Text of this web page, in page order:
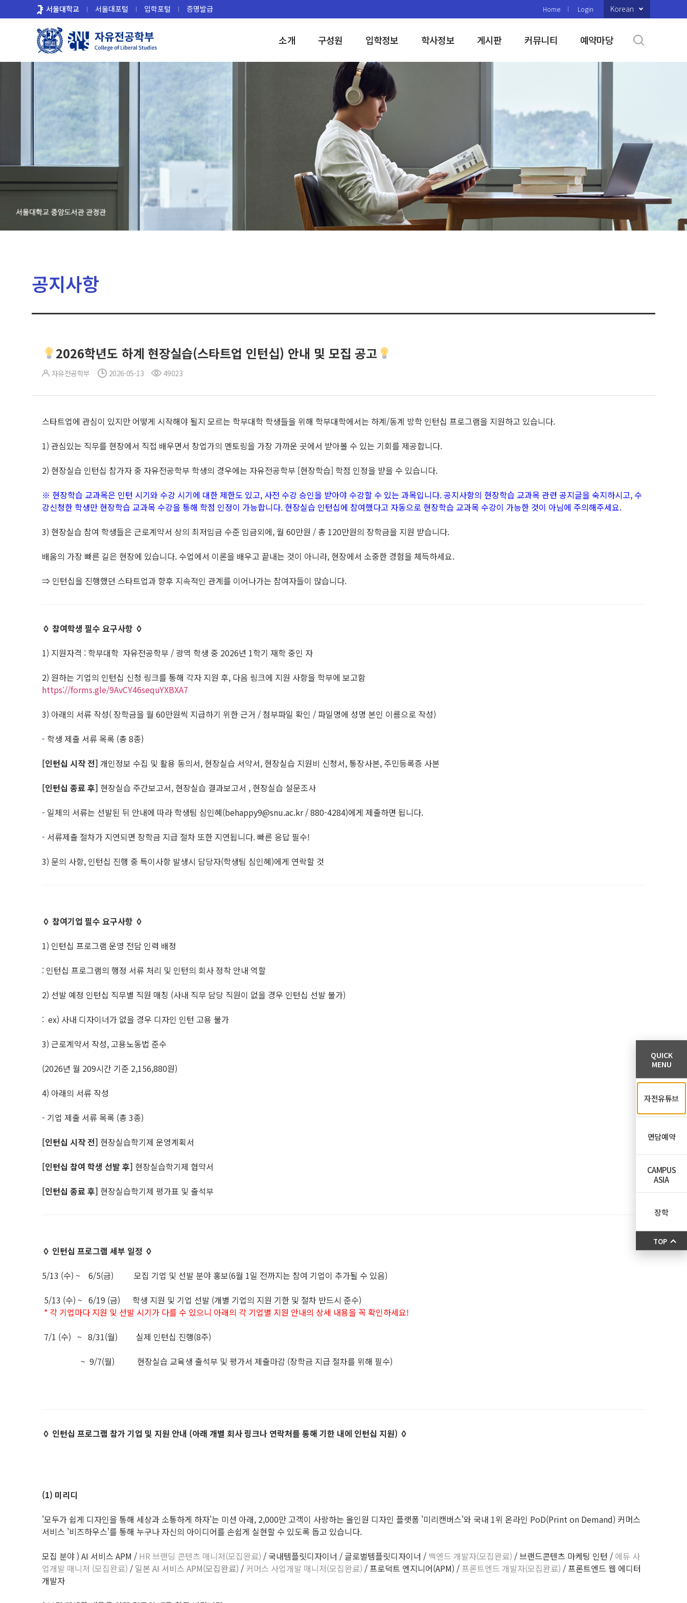
로
서울대학교 서울대포털 입학포털 증명발급 Home Login Korean
소개 구성원 입학정보 학사정보 게시판 커뮤니티 예약마당
공지사항
2026학년도 하계 현장실습(스타트업 인턴십) 안내 및 모집 공고
자유전공학부 2026-05-13 49023
스타트업에 관심이 있지만 어떻게 시작해야 될지 모르는 학부대학 학생들을 위해 학부대학에서는 하계/동계 방학 인턴십 프로그램을 지원하고 있습니다.
1) 관심있는 직무를 현장에서 직접 배우면서 창업가의 멘토링을 가장 가까운 곳에서 받아볼 수 있는 기회를 제공합니다.
2) 현장실습 인턴십 참가자 중 자유전공학부 학생의 경우에는 자유전공학부 [현장학습] 학점 인정을 받을 수 있습니다.
※ 현장학습 교과목은 인턴 시기와 수강 시기에 대한 제한도 있고, 사전 수강 승인을 받아야 수강할 수 있는 과목입니다. 공지사항의 현장학습 교과목 관련 공지글을 숙지하시고, 수
강신청한 학생만 현장학습 교과목 수강을 통해 학점 인정이 가능합니다. 현장실습 인턴십에 참여했다고 자동으로 현장학습 교과목 수강이 가능한 것이 아님에 주의해주세요.
3) 현장실습 참여 학생들은 근로계약서 상의 최저임금 수준 임금외에, 월 60만원 / 총 120만원의 장학금을 지원 받습니다.
배움의 가장 빠른 길은 현장에 있습니다. 수업에서 이론을 배우고 끝내는 것이 아니라, 현장에서 소중한 경험을 체득하세요.
⇒ 인턴십을 진행했던 스타트업과 향후 지속적인 관계를 이어나가는 참여자들이 많습니다.
◊ 참여학생 필수 요구사항 ◊
1) 지원자격 : 학부대학 자유전공학부 / 광역 학생 중 2026년 1학기 재학 중인 자
2) 원하는 기업의 인턴십 신청 링크를 통해 각자 지원 후, 다음 링크에 지원 사항을 학부에 보고함
https://forms.gle/9AvCY46sequYXBXA7
3) 아래의 서류 작성( 장학금을 월 60만원씩 지급하기 위한 근거 / 첨부파일 확인 / 파일명에 성명 본인 이름으로 작성)
- 학생 제출 서류 목록 (총 8종)
[인턴십 시작 전] 개인정보 수집 및 활용 동의서, 현장실습 서약서, 현장실습 지원비 신청서, 통장사본, 주민등록증 사본
[인턴십 종료 후] 현장실습 주간보고서, 현장실습 결과보고서 , 현장실습 설문조사
- 일체의 서류는 선발된 뒤 안내에 따라 학생팀 심인혜(behappy9@snu.ac.kr / 880-4284)에게 제출하면 됩니다.
- 서류제출 절차가 지연되면 장학금 지급 절차 또한 지연됩니다. 빠른 응답 필수!
3) 문의 사항, 인턴십 진행 중 특이사항 발생시 담당자(학생팀 심인혜)에게 연락할 것
◊ 참여기업 필수 요구사항 ◊
1) 인턴십 프로그램 운영 전담 인력 배정
: 인턴십 프로그램의 행정 서류 처리 및 인턴의 회사 정착 안내 역할
2) 선발 예정 인턴십 직무별 직원 매칭 (사내 직무 담당 직원이 없을 경우 인턴십 선발 불가)
: ex) 사내 디자이너가 없을 경우 디자인 인턴 고용 불가
3) 근로계약서 작성, 고용노동법 준수
(2026년 월 209시간 기준 2,156,880원)
4) 아래의 서류 작성
- 기업 제출 서류 목록 (총 3종)
[인턴십 시작 전] 현장실습학기제 운영계획서
[인턴십 참여 학생 선발 후] 현장실습학기제 협약서
[인턴십 종료 후] 현장실습학기제 평가표 및 출석부
◊ 인턴십 프로그램 세부 일정 ◊
5/13 (수) ~ 6/5(금) 모집 기업 및 선발 분야 홍보(6월 1일 전까지는 참여 기업이 추가될 수 있음)
5/13 (수) ~ 6/19 (금) 학생 지원 및 기업 선발 (개별 기업의 지원 기한 및 절차 반드시 준수)
* 각 기업마다 지원 및 선발 시기가 다를 수 있으니 아래의 각 기업별 지원 안내의 상세 내용을 꼭 확인하세요!
7/1 (수) ~ 8/31(월) 실제 인턴십 진행(8주)
~ 9/7(월) 현장실습 교육생 출석부 및 평가서 제출마감 (장학금 지급 절차를 위해 필수)
◊ 인턴십 프로그램 참가 기업 및 지원 안내 (아래 개별 회사 링크나 연락처를 통해 기한 내에 인턴십 지원) ◊
(1) 미리디
'모두가 쉽게 디자인을 통해 세상과 소통하게 하자'는 미션 아래, 2,000만 고객이 사랑하는 올인원 디자인 플랫폼 '미리캔버스'와 국내 1위 온라인 PoD(Print on Demand) 커머스
서비스 '비즈하우스'를 통해 누구나 자신의 아이디어를 손쉽게 실현할 수 있도록 돕고 있습니다.
모집 분야 ) AI 서비스 APM / HR 브랜딩 콘텐츠 매니저(모집완료) / 국내템플릿디자이너 / 글로벌템플릿디자이너 / 백엔드 개발자(모집완료) / 브랜드콘텐츠 마케팅 인턴 / 에듀 사
업개발 매니저 (모집완료) / 일본 AI 서비스 APM(모집완료) / 커머스 사업개발 매니저(모집완료) / 프로덕트 엔지니어(APM) / 프론트엔드 개발자(모집완료) / 프론트엔드 웹 에디터
개발자
QUICK
MENU
자전유튜브
면담예약
CAMPUS
ASIA
장학
TOP